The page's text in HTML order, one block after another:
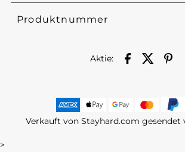
Produktnummer
Aktie:
Verkauft von Stayhard.com gesendet
>